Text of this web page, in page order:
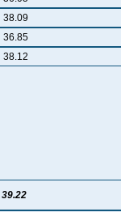
38.09
36.85
38.12
39.22